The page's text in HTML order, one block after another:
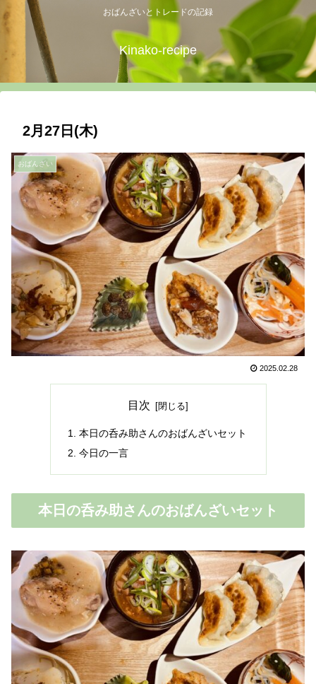
おばんざいとトレードの記録
Kinako-recipe
2月27日(木)
おばんざい
2025.02.28
目次
本日の呑み助さんのおばんざいセット
今日の一言
本日の呑み助さんのおばんざいセット